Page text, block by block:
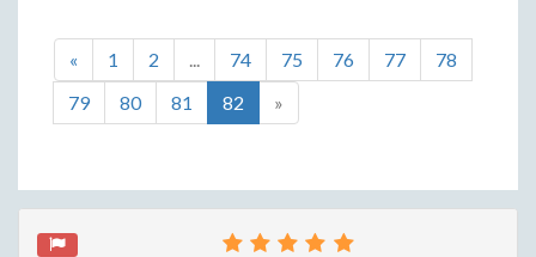
« 1 2 ... 74 75 76 77
78
79
80 81 82 »